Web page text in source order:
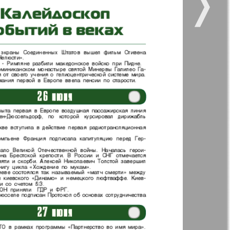
5
11
16
Zeitung Наше время
Отдых и здоровье
Рейнское время
Христианская
газета